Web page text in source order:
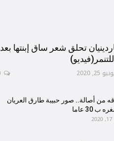
تحلق شعر ساق إبنتها بعد
25, 2020
من أصالة.. صور حبيبة طارق العريان
ب 30 عاما